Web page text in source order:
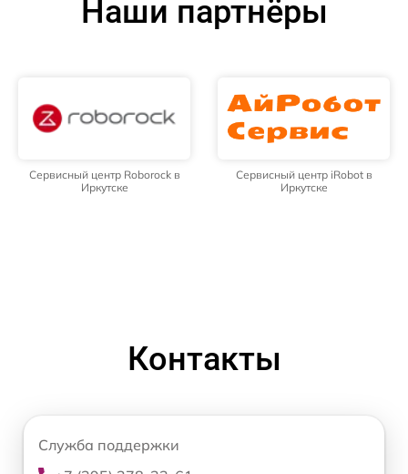
Наши партнёры
Сервисный центр Roborock в
Иркутске
Сервисный центр iRobot в
Иркутске
Контакты
Служба поддержки